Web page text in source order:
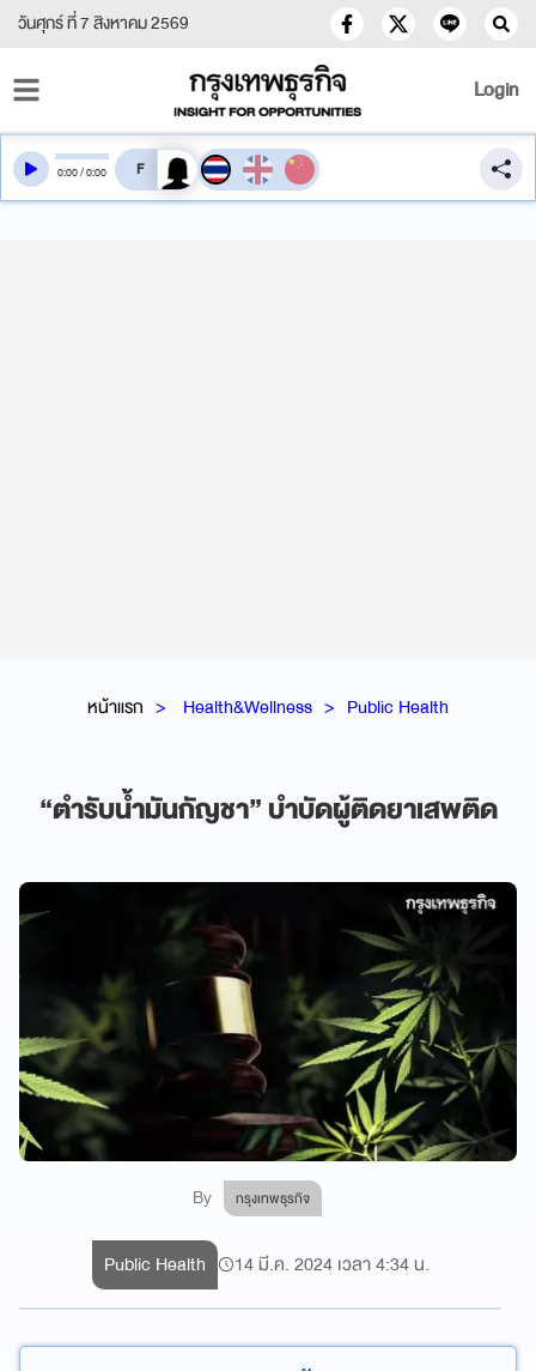
วันศุกร์ ที่ 7 สิงหาคม 2569
Login
หน้าแรก Health&Wellness Public Health
“ตำรับน้ำมันกัญชา” บำบัดผู้ติดยาเสพติด
By กรุงเทพธุรกิจ
0:00/0:00 สลับเสียงอ่าน
Public Health 14 มี.ค. 2024 เวลา 4:34 น.